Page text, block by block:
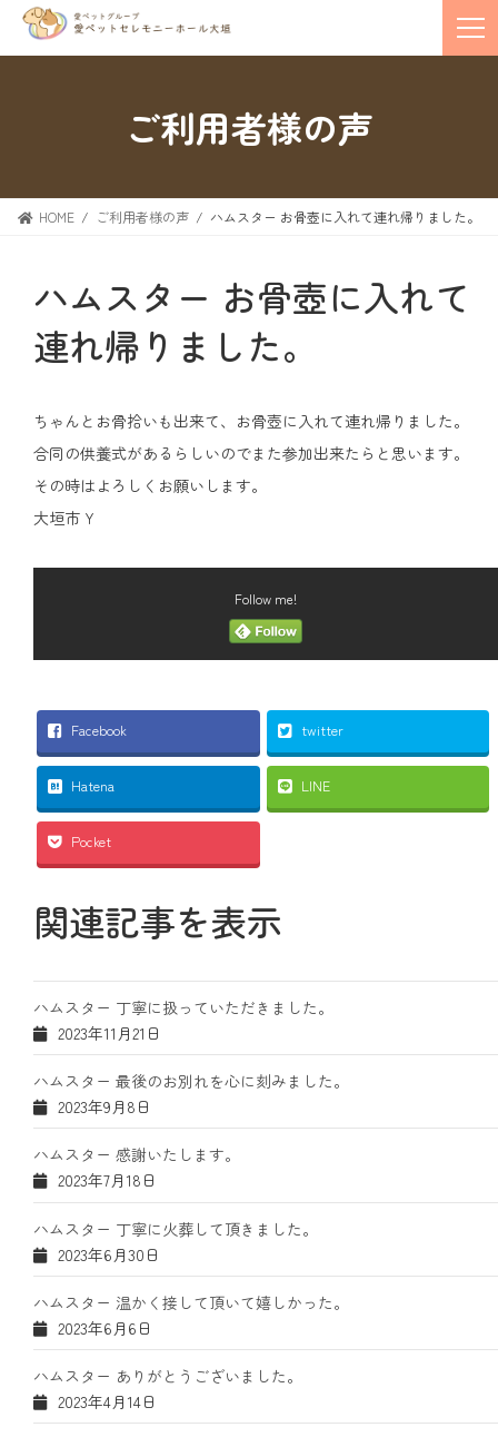
ご利用者様の声
HOME ご利用者様の声 ハムスター お骨壺に入れて連れ帰りました。
ハムスター お骨壺に入れて
連れ帰りました。
ちゃんとお骨拾いも出来て、お骨壺に入れて連れ帰りました。
合同の供養式があるらしいのでまた参加出来たらと思います。
その時はよろしくお願いします。
大垣市 Y
Follow me!
Facebook twitter
Hatena LINE
Pocket
関連記事を表示
ハムスター 丁寧に扱っていただきました。
2023年11月21日
ハムスター 最後のお別れを心に刻みました。
2023年9月8日
ハムスター 感謝いたします。
2023年7月18日
ハムスター 丁寧に火葬して頂きました。
2023年6月30日
ハムスター 温かく接して頂いて嬉しかった。
2023年6月6日
ハムスター ありがとうございました。
2023年4月14日